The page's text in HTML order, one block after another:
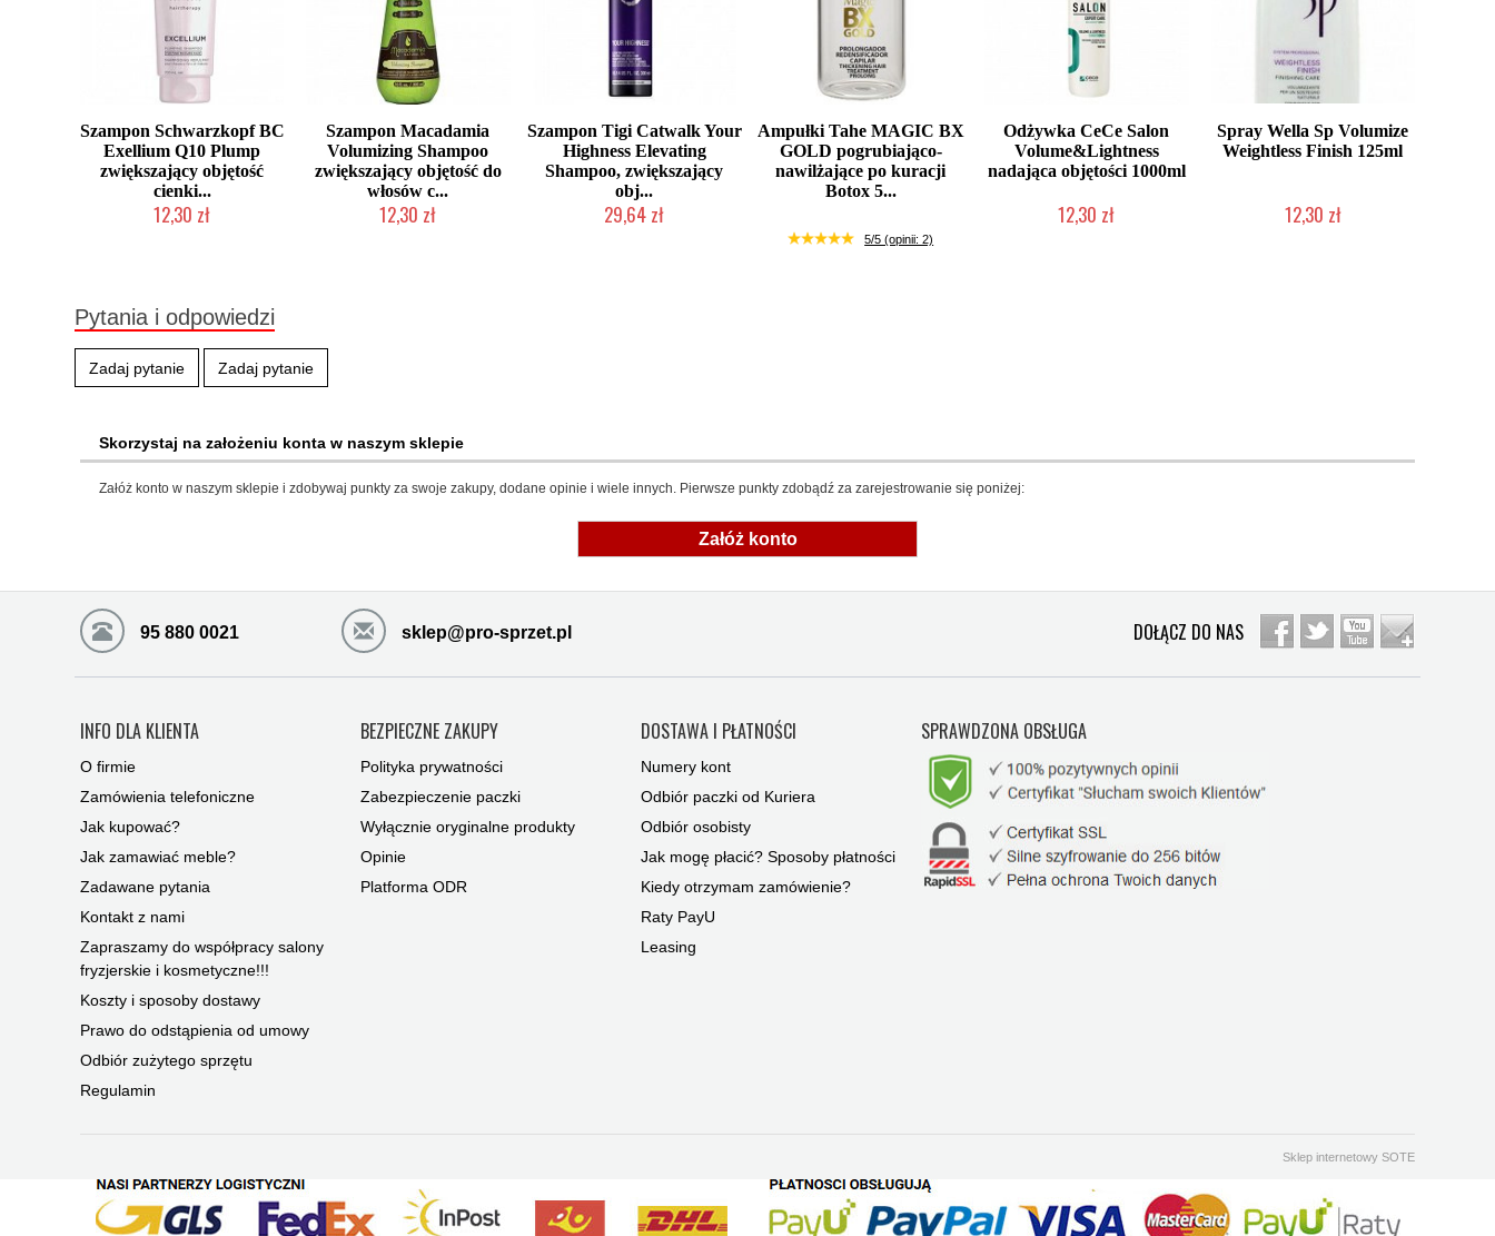
Szampon Schwarzkopf BC
Exellium Q10 Plump
zwiększający objętość
cienki...
12,30 zł
Szampon Macadamia
Volumizing Shampoo
zwiększający objętość do
włosów c...
12,30 zł
Szampon Tigi Catwalk Your
Highness Elevating
Shampoo, zwiększający
obj...
29,64 zł
Ampułki Tahe MAGIC BX
GOLD pogrubiająco-
nawilżające po kuracji
Botox 5...
Duża ilość (wysyłka w 24h)
5/5 (opinii: 2)
Odżywka CeCe Salon
Volume&Lightness
nadająca objętości 1000ml
12,30 zł
Spray Wella Sp Volumize
Weightless Finish 125ml
12,30 zł
Pytania i odpowiedzi
Zadaj pytanie Zadaj pytanie
Skorzystaj na założeniu konta w naszym sklepie
Załóż konto w naszym sklepie i zdobywaj punkty za swoje zakupy, dodane opinie i wiele innych. Pierwsze punkty zdobądź za zarejestrowanie się poniżej:
Załóż konto
95 880 0021 sklep@pro-sprzet.pl DOŁĄCZ DO NAS
INFO DLA KLIENTA
O firmie
Zamówienia telefoniczne
Jak kupować?
Jak zamawiać meble?
Zadawane pytania
Kontakt z nami
Zapraszamy do współpracy salony
fryzjerskie i kosmetyczne!!!
Koszty i sposoby dostawy
Prawo do odstąpienia od umowy
Odbiór zużytego sprzętu
Regulamin
BEZPIECZNE ZAKUPY
Polityka prywatności
Zabezpieczenie paczki
Wyłącznie oryginalne produkty
Opinie
Platforma ODR
DOSTAWA I PŁATNOŚCI
Numery kont
Odbiór paczki od Kuriera
Odbiór osobisty
Jak mogę płacić? Sposoby płatności
Kiedy otrzymam zamówienie?
Raty PayU
Leasing
SPRAWDZONA OBSŁUGA
Sklep internetowy SOTE